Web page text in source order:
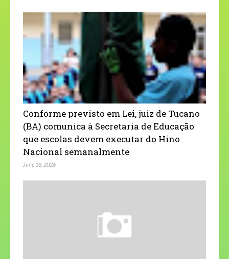
Conforme previsto em Lei, juiz de Tucano
(BA) comunica à Secretaria de Educação
que escolas devem executar do Hino
Nacional semanalmente
June 18, 2026